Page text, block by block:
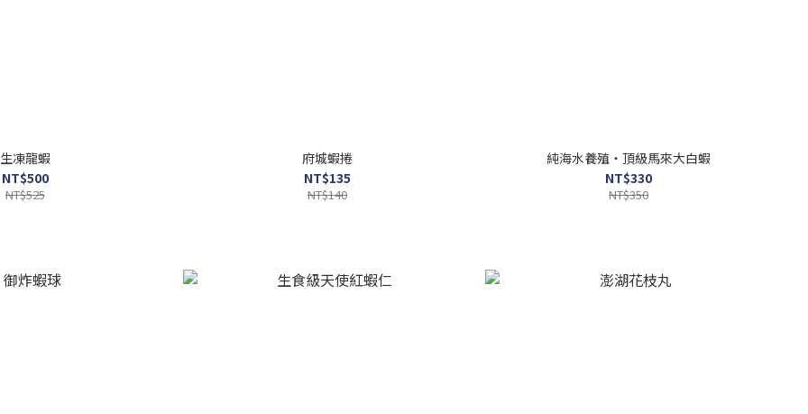
生凍龍蝦
NT$500
NT$525
府城蝦捲
NT$135
NT$140
純海水養殖・頂級馬來大白蝦
NT$330
NT$350